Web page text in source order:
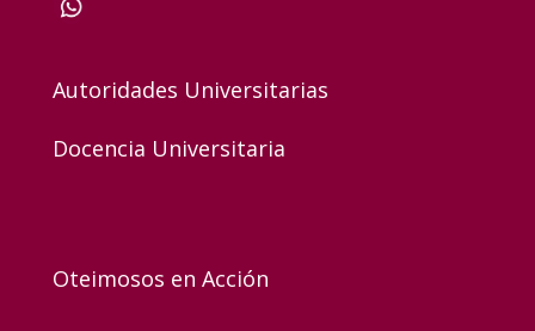
Autoridades Universitarias
Docencia Universitaria
Oteimosos en Acción